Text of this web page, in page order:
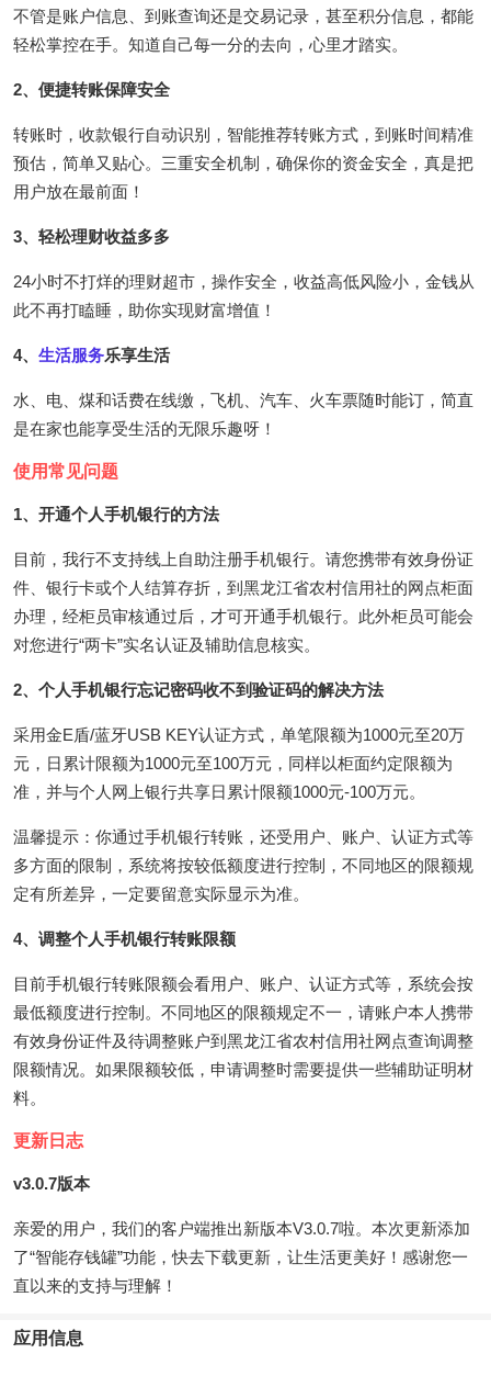
不管是账户信息、到账查询还是交易记录，甚至积分信息，都能
轻松掌控在手。知道自己每一分的去向，心里才踏实。
2、便捷转账保障安全
转账时，收款银行自动识别，智能推荐转账方式，到账时间精准
预估，简单又贴心。三重安全机制，确保你的资金安全，真是把
用户放在最前面！
3、轻松理财收益多多
24小时不打烊的理财超市，操作安全，收益高低风险小，金钱从
此不再打瞌睡，助你实现财富增值！
4、 生活服务乐享生活
水、电、煤和话费在线缴，飞机、汽车、火车票随时能订，简直
是在家也能享受生活的无限乐趣呀！
使用常见问题
1、开通个人手机银行的方法
目前，我行不支持线上自助注册手机银行。请您携带有效身份证
件、银行卡或个人结算存折，到黑龙江省农村信用社的网点柜面
办理，经柜员审核通过后，才可开通手机银行。此外柜员可能会
对您进行“两卡”实名认证及辅助信息核实。
2、个人手机银行忘记密码收不到验证码的解决方法
采用金E盾/蓝牙USB KEY认证方式，单笔限额为1000元至20万
元，日累计限额为1000元至100万元，同样以柜面约定限额为
准，并与个人网上银行共享日累计限额1000元-100万元。
温馨提示：你通过手机银行转账，还受用户、账户、认证方式等
多方面的限制，系统将按较低额度进行控制，不同地区的限额规
定有所差异，一定要留意实际显示为准。
4、调整个人手机银行转账限额
目前手机银行转账限额会看用户、账户、认证方式等，系统会按
最低额度进行控制。不同地区的限额规定不一，请账户本人携带
有效身份证件及待调整账户到黑龙江省农村信用社网点查询调整
限额情况。如果限额较低，申请调整时需要提供一些辅助证明材
料。
更新日志
v3.0.7版本
亲爱的用户，我们的客户端推出新版本V3.0.7啦。本次更新添加
了“智能存钱罐”功能，快去下载更新，让生活更美好！感谢您一
直以来的支持与理解！
应用信息